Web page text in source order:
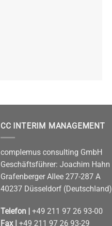
CC INTERIM MANAGEMENT
complemus consulting GmbH
Geschäftsführer: Joachim Hahn
Grafenberger Allee 277-287 A
40237 Düsseldorf (Deutschland)
Telefon | +49 211 97 26 93-00
Fax | +49 211 97 26 93-29